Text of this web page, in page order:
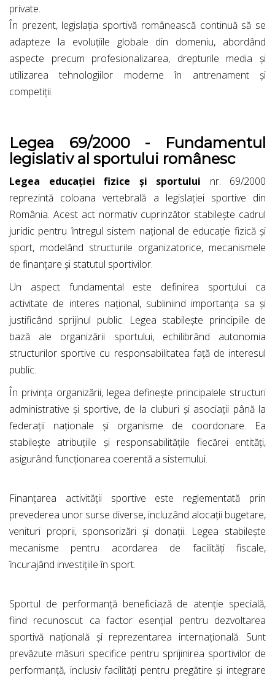
private.
În prezent, legislația sportivă românească continuă să se
adapteze la evoluțiile globale din domeniu, abordând
aspecte precum profesionalizarea, drepturile media și
utilizarea tehnologiilor moderne în antrenament și
competiții.
Legea 69/2000 - Fundamentul
legislativ al sportului românesc
Legea educației fizice și sportului nr. 69/2000
reprezintă coloana vertebrală a legislației sportive din
România. Acest act normativ cuprinzător stabilește cadrul
juridic pentru întregul sistem național de educație fizică și
sport, modelând structurile organizatorice, mecanismele
de finanțare și statutul sportivilor.
Un aspect fundamental este definirea sportului ca
activitate de interes național, subliniind importanța sa și
justificând sprijinul public. Legea stabilește principiile de
bază ale organizării sportului, echilibrând autonomia
structurilor sportive cu responsabilitatea față de interesul
public.
În privința organizării, legea definește principalele structuri
administrative și sportive, de la cluburi și asociații până la
federații naționale și organisme de coordonare. Ea
stabilește atribuțiile și responsabilitățile fiecărei entități,
asigurând funcționarea coerentă a sistemului.
Finanțarea activității sportive este reglementată prin
prevederea unor surse diverse, incluzând alocații bugetare,
venituri proprii, sponsorizări și donații. Legea stabilește
mecanisme pentru acordarea de facilități fiscale,
încurajând investițiile în sport.
Sportul de performanță beneficiază de atenție specială,
fiind recunoscut ca factor esențial pentru dezvoltarea
sportivă națională și reprezentarea internațională. Sunt
prevăzute măsuri specifice pentru sprijinirea sportivilor de
performanță, inclusiv facilități pentru pregătire și integrare